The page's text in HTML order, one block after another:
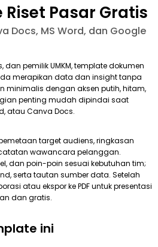
Pasar Gratis
Docs, MS Word, dan Google
dan pemilik UMKM, template dokumen
merapikan data dan insight tanpa
minimalis dengan aksen putih, hitam,
penting mudah dipindai saat
atau Canva Docs.
target audiens, ringkasan
wawancara pelanggan.
dan poin-poin sesuai kebutuhan tim;
serta tautan sumber data. Setelah
atau ekspor ke PDF untuk presentasi
dan gratis.
ini